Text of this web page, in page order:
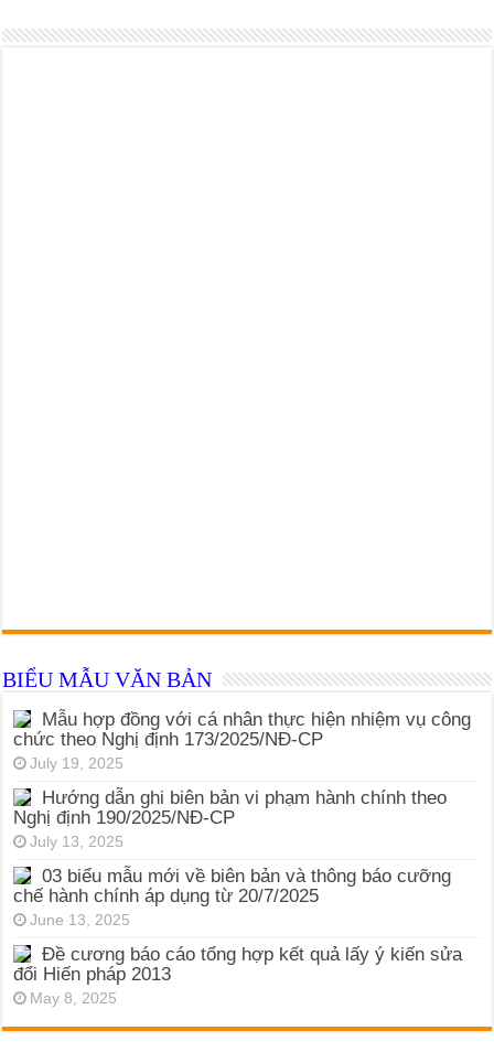
BIỂU MẪU VĂN BẢN
Mẫu hợp đồng với cá nhân thực hiện nhiệm vụ công
chức theo Nghị định 173/2025/NĐ-CP
July 19, 2025
Hướng dẫn ghi biên bản vi phạm hành chính theo
Nghị định 190/2025/NĐ-CP
July 13, 2025
03 biểu mẫu mới về biên bản và thông báo cưỡng
chế hành chính áp dụng từ 20/7/2025
June 13, 2025
Đề cương báo cáo tổng hợp kết quả lấy ý kiến sửa
đổi Hiến pháp 2013
May 8, 2025